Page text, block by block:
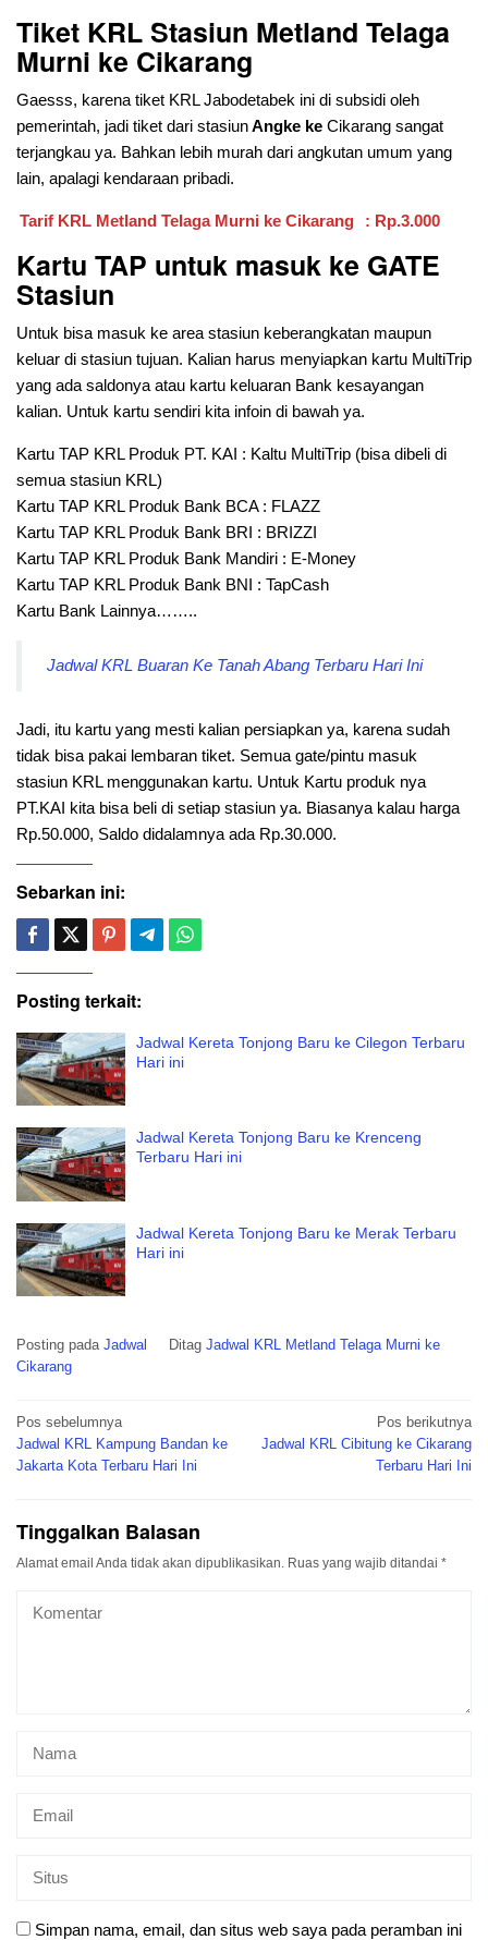
Tiket KRL Stasiun Metland Telaga
Murni ke Cikarang
Gaesss, karena tiket KRL Jabodetabek ini di subsidi oleh
pemerintah, jadi tiket dari stasiunAngke ke Cikarang sangat
terjangkau ya. Bahkan lebih murah dari angkutan umum yang
lain, apalagi kendaraan pribadi.
Tarif KRL Metland Telaga Murni ke Cikarang : Rp.3.000
Kartu TAP untuk masuk ke GATE
Stasiun
Untuk bisa masuk ke area stasiun keberangkatan maupun
keluar di stasiun tujuan. Kalian harus menyiapkan kartu MultiTrip
yang ada saldonya atau kartu keluaran Bank kesayangan
kalian. Untuk kartu sendiri kita infoin di bawah ya.
Kartu TAP KRL Produk PT. KAI : Kaltu MultiTrip (bisa dibeli di
semua stasiun KRL)
Kartu TAP KRL Produk Bank BCA : FLAZZ
Kartu TAP KRL Produk Bank BRI : BRIZZI
Kartu TAP KRL Produk Bank Mandiri : E-Money
Kartu TAP KRL Produk Bank BNI : TapCash
Kartu Bank Lainnya……..
Jadwal KRL Buaran Ke Tanah Abang Terbaru Hari Ini
Jadi, itu kartu yang mesti kalian persiapkan ya, karena sudah
tidak bisa pakai lembaran tiket. Semua gate/pintu masuk
stasiun KRL menggunakan kartu. Untuk Kartu produk nya
PT.KAI kita bisa beli di setiap stasiun ya. Biasanya kalau harga
Rp.50.000, Saldo didalamnya ada Rp.30.000.
Sebarkan ini:
Posting terkait:
Jadwal Kereta Tonjong Baru ke Cilegon Terbaru
Hari ini
Jadwal Kereta Tonjong Baru ke Krenceng
Terbaru Hari ini
Jadwal Kereta Tonjong Baru ke Merak Terbaru
Hari ini
Posting pada Jadwal Ditag Jadwal KRL Metland Telaga Murni ke
Cikarang
Navigasi
pos
Pos sebelumnya
Jadwal KRL Kampung Bandan ke
Jakarta Kota Terbaru Hari Ini
Pos berikutnya
Jadwal KRL Cibitung ke Cikarang
Terbaru Hari Ini
Tinggalkan Balasan
Alamat email Anda tidak akan dipublikasikan. Ruas yang wajib ditandai *
Simpan nama, email, dan situs web saya pada peramban ini